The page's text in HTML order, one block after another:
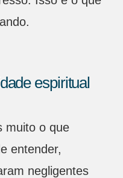
espiritual
muito o que
entender,
negligentes